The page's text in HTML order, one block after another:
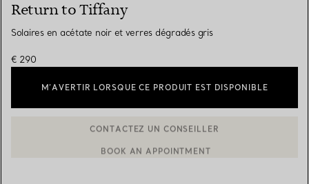
Return to Tiffany
Solaires en acétate noir et verres dégradés gris
€ 290
M’AVERTIR LORSQUE CE PRODUIT EST DISPONIBLE